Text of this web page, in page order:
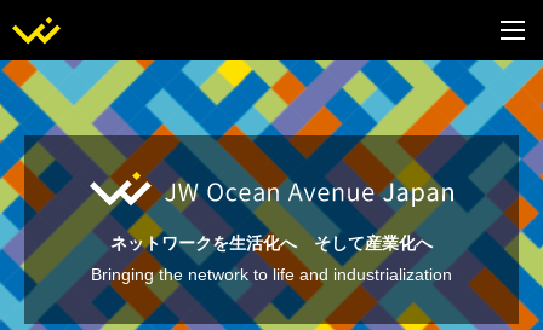
ネットワークを生活化へ そして産業化へ
Bringing the network to life and industrialization